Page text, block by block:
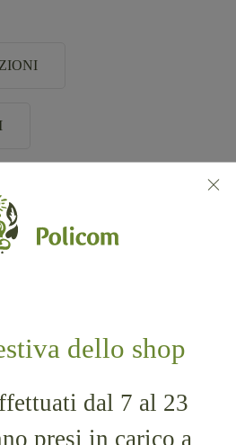
dello shop
dal 7 al 23
presi in carico a